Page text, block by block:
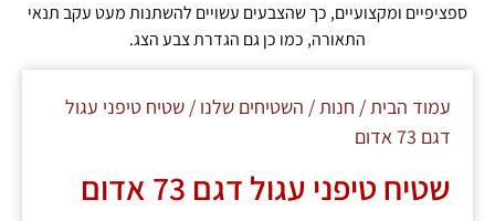
ספציפיים ומקצועיים, כך שהצבעים עשויים להשתנות מעט עקב תנאי
התאורה, כמו כן גם הגדרת צבע הצג.
עמוד הבית/ חנות/ השטיחים שלנו / שטיח טיפני עגול
דגם 73 אדום
שטיח טיפני עגול דגם 73 אדום